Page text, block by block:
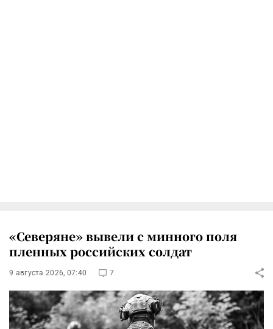
«Северяне» вывели с минного поля
пленных российских солдат
9 августа 2026, 07:40 7